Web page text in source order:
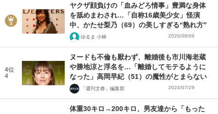
ヤクザ顔負けの「血みどろ情事」豊満な身体
を舐めまわされ…「自称16歳美少女」怪演
中、かたせ梨乃（69）の美しすぎる“熟れ方”
ゆるま 小林 2026/08/06
4位
4
ヌードも不倫も厭わず、離婚後も市川海老蔵
や勝地涼と浮名を…「離婚してモテるように
なった」高岡早紀（51）の魔性がとまらない
「週刊文春」編集部 2024/07/29
体重30キロ→200キロ、男友達から「もった